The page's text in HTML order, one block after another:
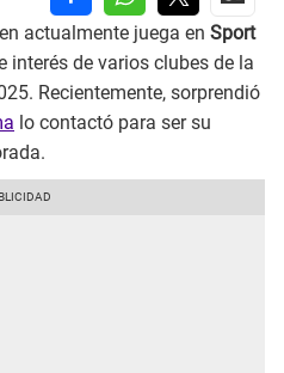
actualmente juega en Sport
interés de varios clubes de la
Recientemente, sorprendió
lo contactó para ser su